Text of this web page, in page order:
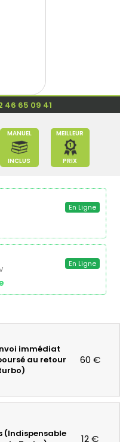
46 65 09 41
MANUEL
INCLUS
MEILLEUR
PRIX
En Ligne
En Ligne
immédiat
au retour
60 €
(Indispensable
12 €